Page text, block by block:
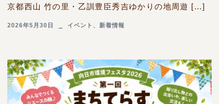
京都西山 竹の里・乙訓豊臣秀吉ゆかりの地周遊 […]
2026年5月30日 イベント 、 新着情報